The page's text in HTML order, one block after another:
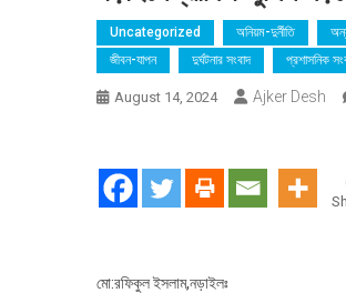
Uncategorized অনিয়ম-দুর্নীতি
জীবন-যাপন
দুর্ঘটনার সংবাদ প্রশাসনিক
August 14, 2024 Ajker Desh
মো:রফিকুল ইসলাম,নড়াইলঃ